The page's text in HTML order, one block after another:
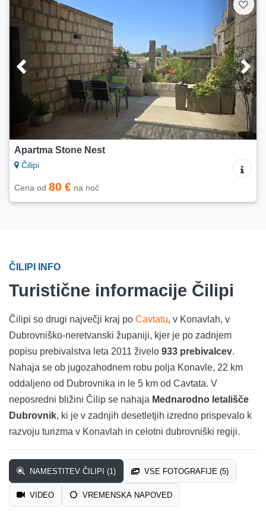
Apartma Stone Nest
Čilipi
Cena od 80 € na noč
ČILIPI INFO
Turistične informacije Čilipi
Čilipi so drugi največji kraj po Cavtatu, v Konavlah, v
Dubrovniško-neretvanski županiji, kjer je po zadnjem
popisu prebivalstva leta 2011 živelo 933 prebivalcev.
Nahaja se ob jugozahodnem robu polja Konavle, 22 km
oddaljeno od Dubrovnika in le 5 km od Cavtata. V
neposredni bližini Čilip se nahaja Mednarodno letališče
Dubrovnik, ki je v zadnjih desetletjih izredno prispevalo k
razvoju turizma v Konavlah in celotni dubrovniški regiji.
NAMESTITEV ČILIPI (1) VSE FOTOGRAFIJE (5)
VIDEO VREMENSKA NAPOVED